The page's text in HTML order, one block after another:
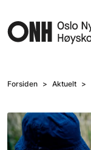
Forsiden Aktuelt